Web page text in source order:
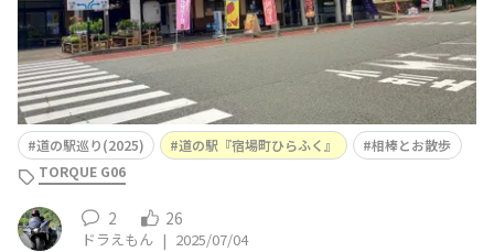
道の駅巡り(2025) 道の駅『宿場町ひらふく』
相棒とお散歩
TORQUE G06
2 26
ドラえもん | 2025/07/04